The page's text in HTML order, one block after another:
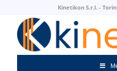
Kinetikon S.r.l. -